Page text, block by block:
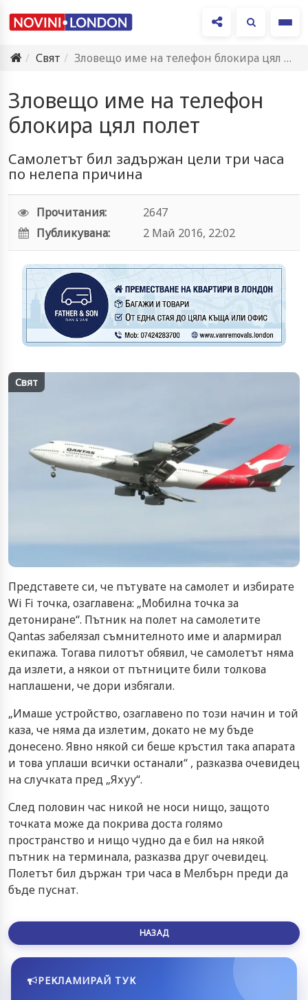
Свят
Зловещо име на телефон блокира цял полет
Зловещо име на телефон
блокира цял полет
Самолетът бил задържан цели три часа
по нелепа причина
Прочитания:
2647
Публикувана:
2 Май 2016, 22:02
Свят
Представете си, че пътувате на самолет и избирате
Wi Fi точка, озаглавена: „Мобилна точка за
детониране“. Пътник на полет на самолетите
Qantas забелязал съмнителното име и алармирал
екипажа. Тогава пилотът обявил, че самолетът няма
да излети, а някои от пътниците били толкова
наплашени, че дори избягали.
„Имаше устройство, озаглавено по този начин и той
каза, че няма да излетим, докато не му бъде
донесено. Явно някой си беше кръстил така апарата
и това уплаши всички останали“ , разказва очевидец
на случката пред „Яхуу“.
След половин час никой не носи нищо, защото
точката може да покрива доста голямо
пространство и нищо чудно да е бил на някой
пътник на терминала, разказва друг очевидец.
Полетът бил държан три часа в Мелбърн преди да
бъде пуснат.
НАЗАД
РЕКЛАМИРАЙ ТУК